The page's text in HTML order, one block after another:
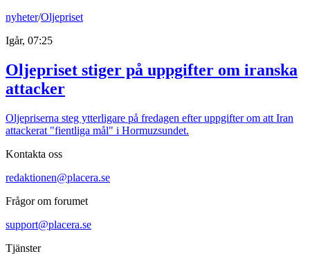
nyheter/Oljepriset
Igår, 07:25
Oljepriset stiger på uppgifter om iranska
attacker
Oljepriserna steg ytterligare på fredagen efter uppgifter om att Iran
attackerat "fientliga mål" i Hormuzsundet.
Kontakta oss
redaktionen@placera.se
Frågor om forumet
support@placera.se
Tjänster